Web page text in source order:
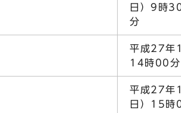
日）9時
分
平成27年
14時00
平成27年
日）15時